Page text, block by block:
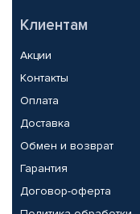
Клиентам
Акции
Контакты
Оплата
Доставка
Обмен и возврат
Гарантия
Договор-оферта